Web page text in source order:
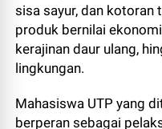
sisa sayur, dan kotoran
produk bernilai
kerajinan daur ulang,
lingkungan.
Mahasiswa UTP yang
berperan sebagai